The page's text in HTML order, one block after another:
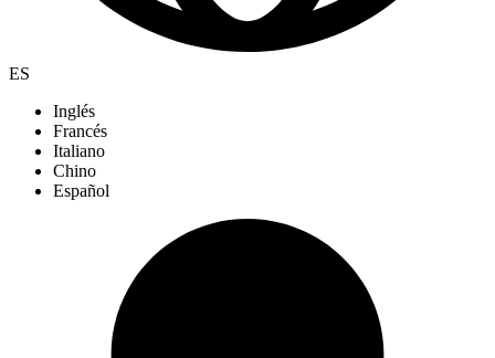
ES
Inglés
Francés
Italiano
Chino
Español